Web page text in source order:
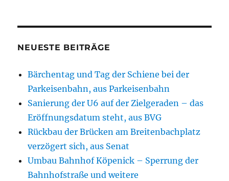
NEUESTE BEITRÄGE
Bärchentag und Tag der Schiene bei der
Parkeisenbahn, aus Parkeisenbahn
Sanierung der U6 auf der Zielgeraden – das
Eröffnungsdatum steht, aus BVG
Rückbau der Brücken am Breitenbachplatz
verzögert sich, aus Senat
Umbau Bahnhof Köpenick – Sperrung der
Bahnhofstraße und weitere